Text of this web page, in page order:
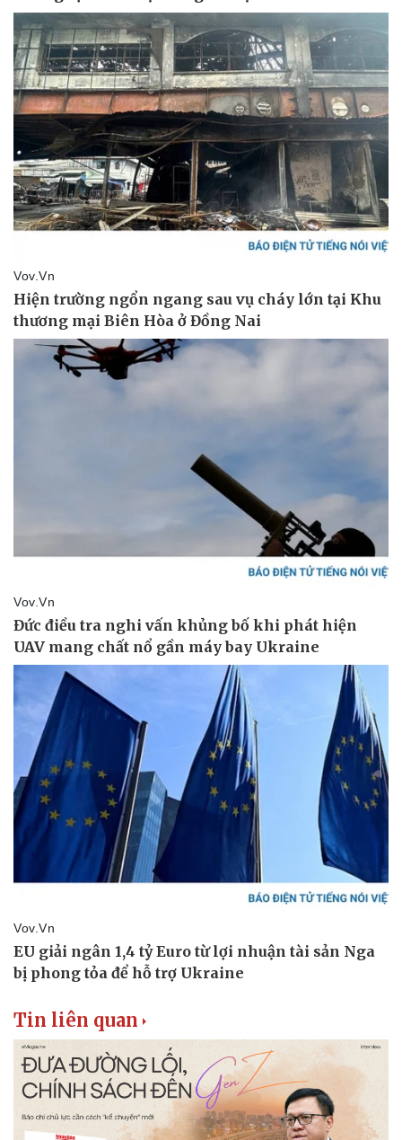
Văn hóa
Sân khấu - Điện ảnh
Văn học
Âm nhạc
Nghệ sĩ
Thời trang
Sao Việt
Tin liên quan